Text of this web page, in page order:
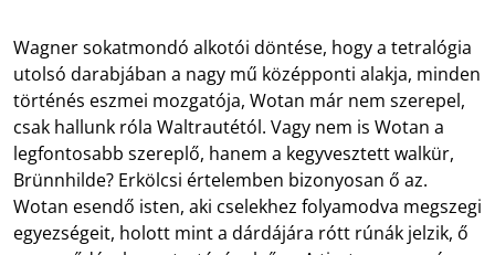
Wagner sokatmondó alkotói döntése, hogy a tetralógia
utolsó darabjában a nagy mű középponti alakja, minden
történés eszmei mozgatója, Wotan már nem szerepel,
csak hallunk róla Waltrautétól. Vagy nem is Wotan a
legfontosabb szereplő, hanem a kegyvesztett walkür,
Brünnhilde? Erkölcsi értelemben bizonyosan ő az.
Wotan esendő isten, aki cselekhez folyamodva megszegi
egyezségeit, holott mint a dárdájára rótt rúnák jelzik, ő